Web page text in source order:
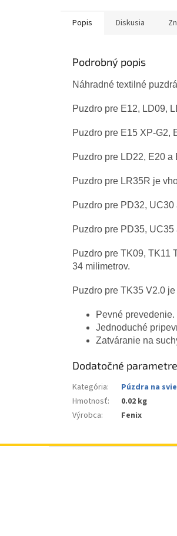
Popis Diskusia
Podrobný popis
Náhradné textilné
Puzdro pre E12, LD09,
Puzdro pre E15 XP-G2,
Puzdro pre LD22, E20
Puzdro pre LR35R je
Puzdro pre PD32,
Puzdro pre PD35,
Puzdro pre TK09, TK11
34 milimetrov.
Puzdro pre TK35 V2.0
Pevné prevedenie.
Jednoduché
Zatváranie na
Dodatočné parametre
Kategória:
Púzdra na
Hmotnosť:
0.02 kg
Výrobca: Fenix